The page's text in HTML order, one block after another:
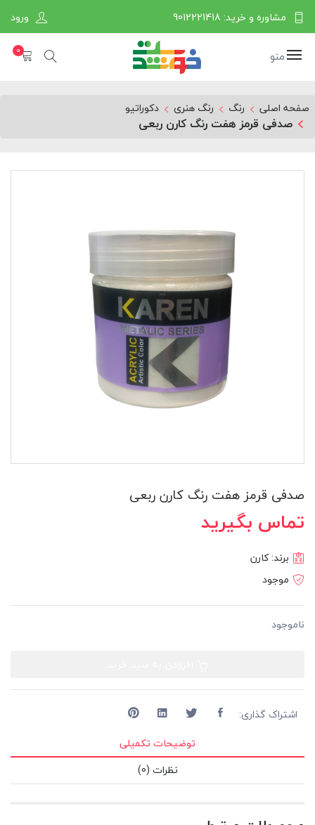
مشاوره و خرید: 9012221418 ورود
منو 0
صفحه اصلی رنگ رنگ هنری دکوراتیو
صدفی قرمز هفت رنگ کارن ربعی
صدفی قرمز هفت رنگ کارن ربعی
تماس بگیرید
برند:کارن
موجود
ناموجود
اشتراک گذاری:
توضیحات تکمیلی
نظرات (0)